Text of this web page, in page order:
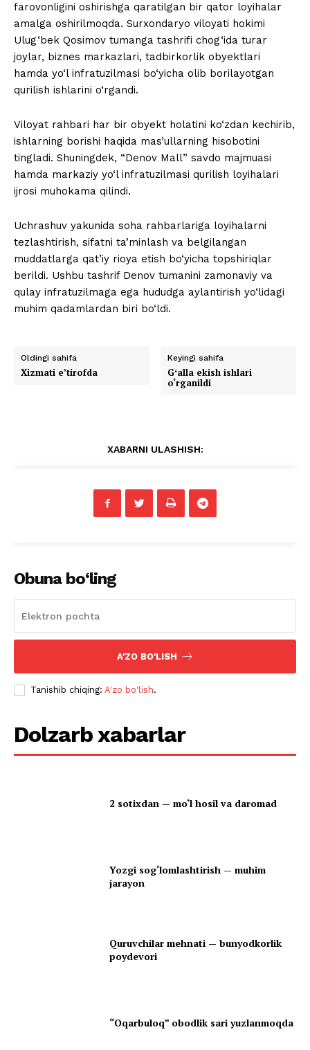
farovonligini oshirishga qaratilgan bir qator loyihalar
amalga oshirilmoqda. Surxondaryo viloyati hokimi
Ulug‘bek Qosimov tumanga tashrifi chog‘ida turar
joylar, biznes markazlari, tadbirkorlik obyektlari
hamda yo‘l infratuzilmasi bo‘yicha olib borilayotgan
qurilish ishlarini o‘rgandi.
Viloyat rahbari har bir obyekt holatini ko‘zdan kechirib,
ishlarning borishi haqida mas’ullarning hisobotini
tingladi. Shuningdek, “Denov Mall” savdo majmuasi
hamda markaziy yo‘l infratuzilmasi qurilish loyihalari
ijrosi muhokama qilindi.
Uchrashuv yakunida soha rahbarlariga loyihalarni
tezlashtirish, sifatni ta’minlash va belgilangan
muddatlarga qat’iy rioya etish bo‘yicha topshiriqlar
berildi. Ushbu tashrif Denov tumanini zamonaviy va
qulay infratuzilmaga ega hududga aylantirish yo‘lidagi
muhim qadamlardan biri bo‘ldi.
Oldingi sahifa
Xizmati eʼtirofda
Keyingi sahifa
Gʻalla ekish ishlari
o‘rganildi
XABARNI ULASHISH:
Obuna bo‘ling
A'ZO BO'LISH
Tanishib chiqing: A'zo bo'lish.
Dolzarb xabarlar
2 sotixdan — mo‘l hosil va daromad
Yozgi sog‘lomlashtirish — muhim
jarayon
Quruvchilar mehnati — bunyodkorlik
poydevori
“Oqarbuloq” obodlik sari yuzlanmoqda